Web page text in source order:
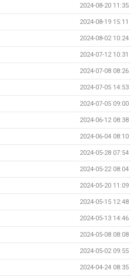
2024-08-20 11:35
2024-08-19 15:11
2024-08-02 10:24
2024-07-12 10:31
2024-07-08 08:26
2024-07-05 14:53
2024-07-05 09:00
2024-06-12 08:38
2024-06-04 08:10
2024-05-28 07:54
2024-05-22 08:04
2024-05-20 11:09
2024-05-15 12:48
2024-05-13 14:46
2024-05-08 08:08
2024-05-02 09:55
2024-04-24 08:35